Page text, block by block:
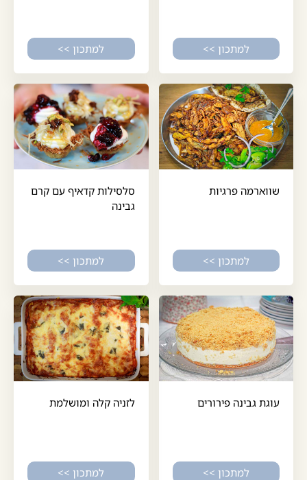
למתכון >> למתכון >>
שווארמה פרגיות
למתכון >>
סלסילות קדאיף עם קרם
גבינה
למתכון >>
עוגת גבינה פירורים
למתכון >>
לזניה קלה ומושלמת
למתכון >>